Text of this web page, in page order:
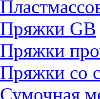
Пряжки GB
Пряжки
Пряжки со
Сумочная